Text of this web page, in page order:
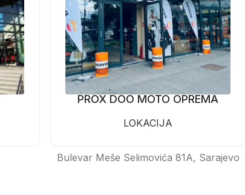
PROX DOO MOTO OPREMA
LOKACIJA
Bulevar Meše Selimovića 81A, Sarajevo